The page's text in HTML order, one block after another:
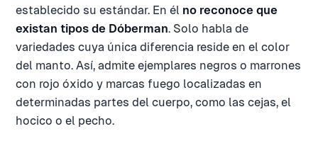
establecido su estándar. En él no reconoce que
existan tipos de Dóberman. Solo habla de
variedades cuya única diferencia reside en el color
del manto. Así, admite ejemplares negros o marrones
con rojo óxido y marcas fuego localizadas en
determinadas partes del cuerpo, como las cejas, el
hocico o el pecho.